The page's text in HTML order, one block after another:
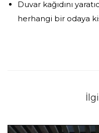
Duvar kağıdını
herhangi bir odaya